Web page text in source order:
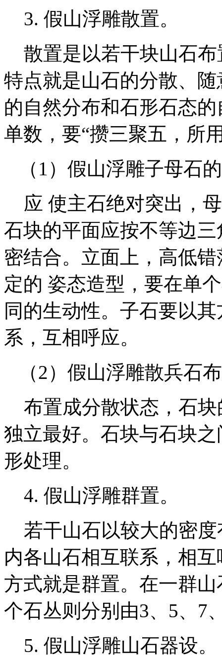
3. 假山浮雕散置。
散置是以若干块山石布
特点就是山石的分散、
的自然分布和石形石态
单数，要“攒三聚五，所
（1）假山浮雕子母石
应 使主石绝对突出，
石块的平面应按不等边
密结合。立面上，高低
定的 姿态造型，要在单
同的生动性。子石要以
系，互相呼应。
（2）假山浮雕散兵石
布置成分散状态，石块
独立最好。石块与石块
形处理。
4. 假山浮雕群置。
若干山石以较大的密度
内各山石相互联系，相
方式就是群置。在一群
个石丛则分别由3、5、7
5. 假山浮雕山石器设。